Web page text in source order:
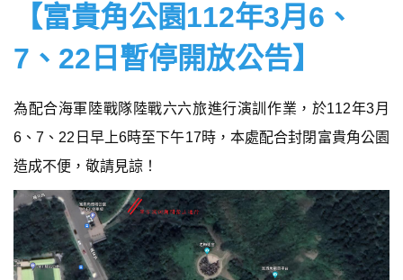
【富貴角公園112年3月6、
7、22日暫停開放公告】
為配合海軍陸戰隊陸戰六六旅進行演訓作業，於112年3月
6、7、22日早上6時至下午17時，本處配合封閉富貴角公園
造成不便，敬請見諒！